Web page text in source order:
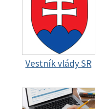
Vestník vlády SR